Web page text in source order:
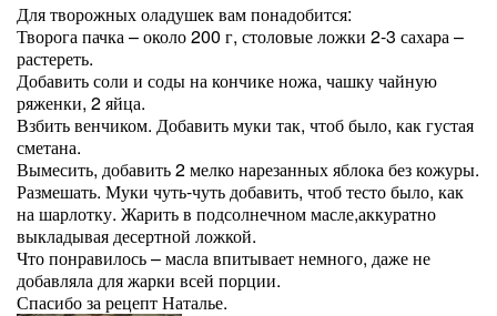
Для творожных оладушек вам понадобится:
Творога пачка – около 200 г, столовые ложки 2-3 сахара –
растереть.
Добавить соли и соды на кончике ножа, чашку чайную
ряженки, 2 яйца.
Взбить венчиком. Добавить муки так, чтоб было, как густая
сметана.
Вымесить, добавить 2 мелко нарезанных яблока без кожуры.
Размешать. Муки чуть-чуть добавить, чтоб тесто было, как
на шарлотку. Жарить в подсолнечном масле,аккуратно
выкладывая десертной ложкой.
Что понравилось – масла впитывает немного, даже не
добавляла для жарки всей порции.
Спасибо за рецепт Наталье.